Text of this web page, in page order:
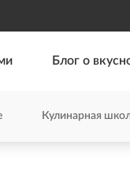
Блог о
Кулинарная